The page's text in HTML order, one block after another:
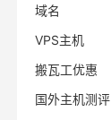
域名
VPS主机
搬瓦工优惠
国外主机测评